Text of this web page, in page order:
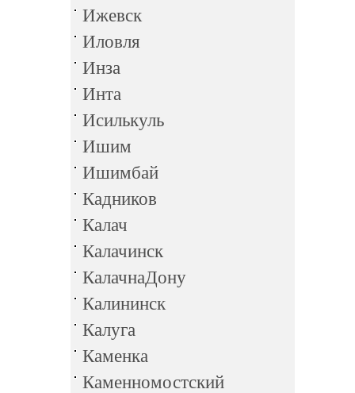
Ижевск
Иловля
Инза
Инта
Исилькуль
Ишим
Ишимбай
Кадников
Калач
Калачинск
КалачнаДону
Калининск
Калуга
Каменка
Каменномостский